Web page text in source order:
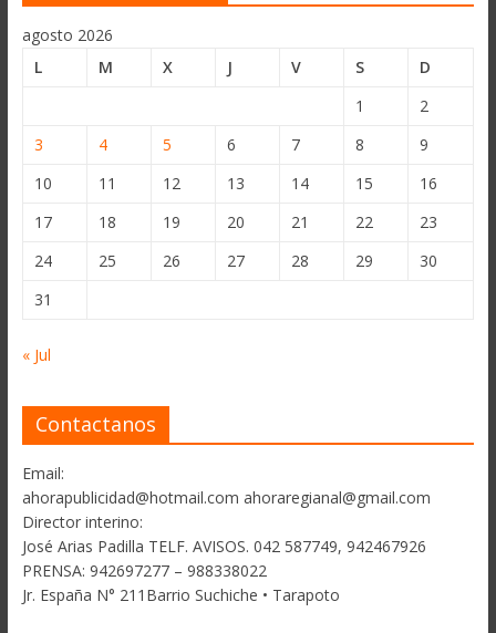
agosto 2026
L
M X J V S
D
1
2
3
4 5 6 7 8
9
10
11 12 13 14 15
16
17
18 19 20 21 22
23
24
25 26 27 28 29
30
31
« Jul
Contactanos
Email:
ahorapublicidad@hotmail.com ahoraregianal@gmail.com
Director interino:
José Arias Padilla TELF. AVISOS. 042 587749, 942467926
PRENSA: 942697277 – 988338022
Jr. España N° 211Barrio Suchiche • Tarapoto